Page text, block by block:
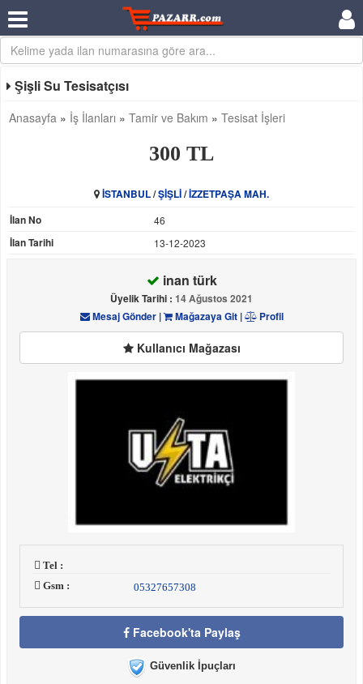
Şişli Su Tesisatçısı
Anasayfa » İş İlanları » Tamir ve Bakım » Tesisat İşleri
300 TL
İSTANBUL/ŞİŞLİ/İZZETPAŞA MAH.
İlan No
46
İlan Tarihi 13-12-2023
inan türk
Üyelik Tarihi : 14 Ağustos 2021
Mesaj Gönder| Mağazaya Git| Profil
Kullanıcı Mağazası
Tel :
Gsm :
05327657308
Facebook'ta Paylaş
Güvenlik İpuçları